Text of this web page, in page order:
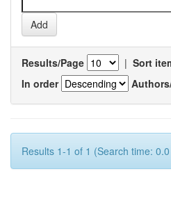
Results/Page | Sort
In order
Results 1-1 of 1 (Search time: